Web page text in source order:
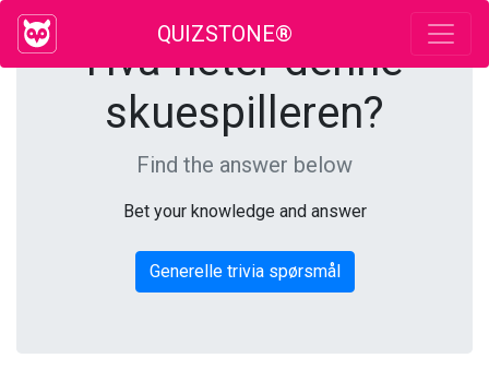
QUIZSTONE®
Hva heter denne
skuespilleren?
Find the answer below
Bet your knowledge and answer
Generelle trivia spørsmål